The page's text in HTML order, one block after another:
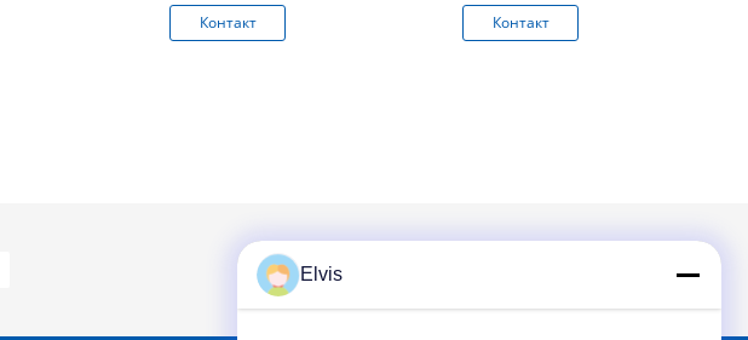
ноутбуков
Контакт Контакт
Elvis